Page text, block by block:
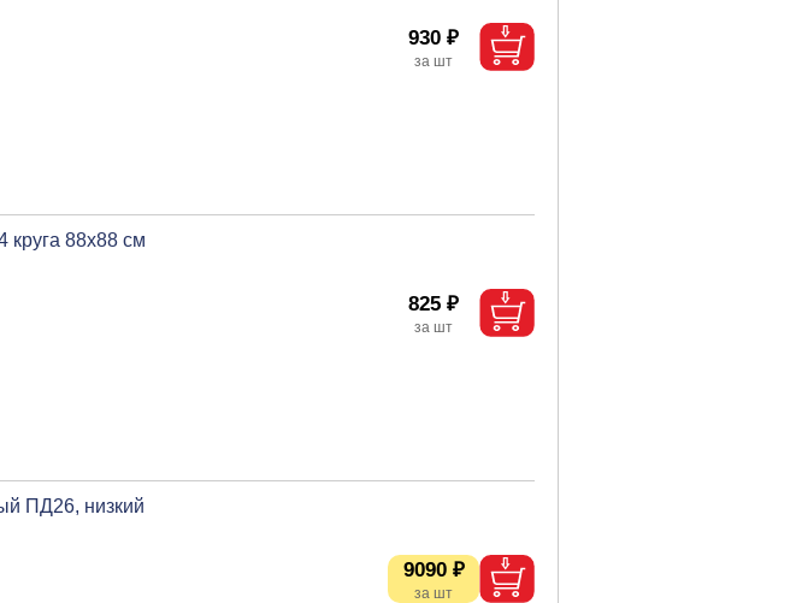
930 ₽
круга 88х88 см
825 ₽
ПД26, низкий
9090 ₽